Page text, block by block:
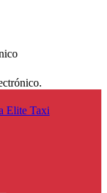
Elite Taxi